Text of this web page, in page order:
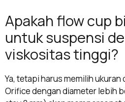
Apakah flow cup
untuk suspensi
viskositas tinggi?
Ya, tetapi harus memilih
Orifice dengan diameter lebih